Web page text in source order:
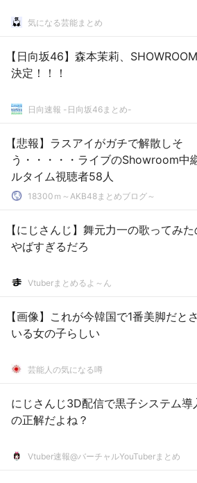
気になる芸能まとめ
【日向坂46】森本茉莉、
決定！！！
日向速報 -日向坂46まとめ-
【悲報】ラスアイがガチで解散しそ
う・・・・・ライブのShowroom中
ルタイム視聴者58人
18300ｍ～AKB48まとめブログ～
【にじさんじ】舞元力一の歌ってみ
やばすぎるだろ
Vtuberまとめるよ～ん
【画像】これが今韓国で1番美脚だと
いる女の子らしい
芸能人の気になる噂
にじさんじ3D配信で黒子システム導
の正解だよね？
Vtuber速報@バーチャルYouTuberまとめ